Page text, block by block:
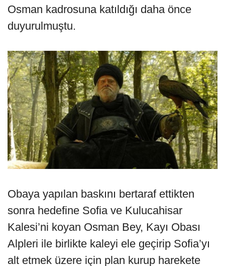
Osman kadrosuna katıldığı daha önce
duyurulmuştu.
Obaya yapılan baskını bertaraf ettikten
sonra hedefine Sofia ve Kulucahisar
Kalesi’ni koyan Osman Bey, Kayı Obası
Alpleri ile birlikte kaleyi ele geçirip Sofia’yı
alt etmek üzere için plan kurup harekete